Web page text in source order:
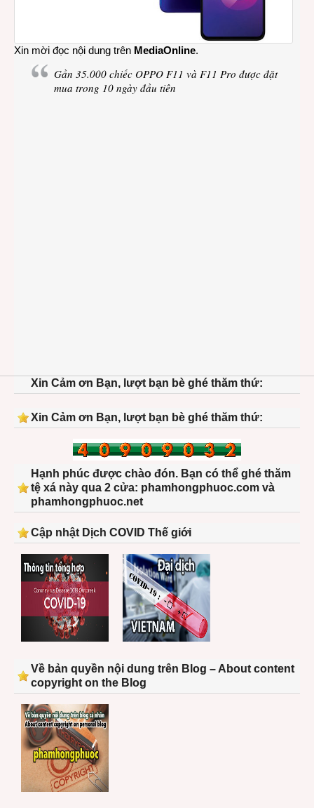
Xin mời đọc nội dung trên MediaOnline.
Gần 35.000 chiếc OPPO F11 và F11 Pro được đặt
mua trong 10 ngày đầu tiên
Xin Cảm ơn Bạn, lượt bạn bè ghé thăm thứ:
Xin Cảm ơn Bạn, lượt bạn bè ghé thăm thứ:
Hạnh phúc được chào đón. Bạn có thể ghé thăm
tệ xá này qua 2 cửa: phamhongphuoc.com và
phamhongphuoc.net
Cập nhật Dịch COVID Thế giới
Về bản quyền nội dung trên Blog – About content
copyright on the Blog